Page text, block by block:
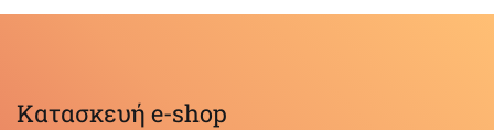
Κατασκευή e-shop